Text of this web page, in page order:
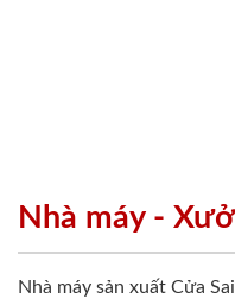
Nhà máy -
Nhà máy sản xuất Cửa